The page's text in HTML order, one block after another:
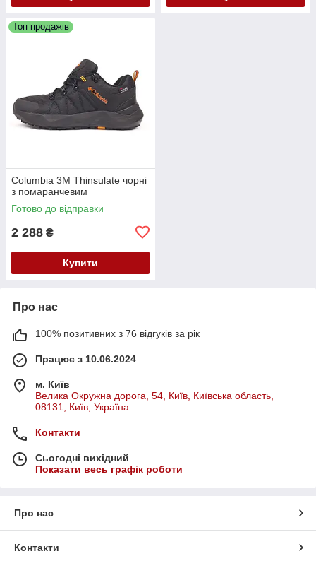
Топ продажів
Columbia 3M Thinsulate чорні
з помаранчевим
Готово до відправки
2 288 ₴
Купити
Про нас
100% позитивних з 76 відгуків за рік
Працює з 10.06.2024
м. Київ
Велика Окружна дорога, 54, Київ, Київська область,
08131, Київ, Україна
Контакти
Сьогодні вихідний
Показати весь графік роботи
Про нас
Контакти